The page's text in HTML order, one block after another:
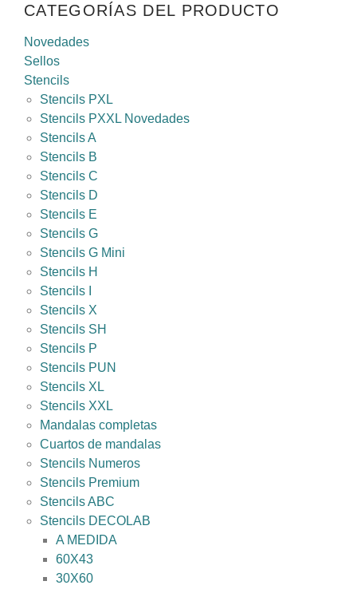
CATEGORÍAS DEL PRODUCTO
Novedades
Sellos
Stencils
Stencils PXL
Stencils PXXL Novedades
Stencils A
Stencils B
Stencils C
Stencils D
Stencils E
Stencils G
Stencils G Mini
Stencils H
Stencils I
Stencils X
Stencils SH
Stencils P
Stencils PUN
Stencils XL
Stencils XXL
Mandalas completas
Cuartos de mandalas
Stencils Numeros
Stencils Premium
Stencils ABC
Stencils DECOLAB
A MEDIDA
60X43
30X60